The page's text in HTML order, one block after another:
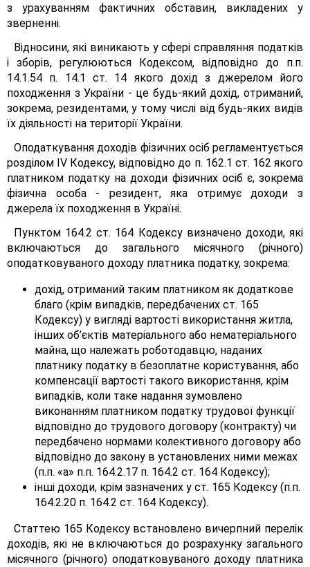
з урахуванням фактичних обставин, викладених у
зверненні.
Відносини, які виникають у сфері справляння податків
і зборів, регулюються Кодексом, відповідно до п.п.
14.1.54 п. 14.1 ст. 14 якого дохід з джерелом його
походження з України - це будь-який дохід, отриманий,
зокрема, резидентами, у тому числі від будь-яких видів
їх діяльності на території України.
Оподаткування доходів фізичних осіб регламентується
розділом IV Кодексу, відповідно до п. 162.1 ст. 162 якого
платником податку на доходи фізичних осіб є, зокрема
фізична особа - резидент, яка отримує доходи з
джерела їх походження в Україні.
Пунктом 164.2 ст. 164 Кодексу визначено доходи, які
включаються до загального місячного (річного)
оподатковуваного доходу платника податку, зокрема:
дохід, отриманий таким платником як додаткове
благо (крім випадків, передбачених ст. 165
Кодексу) у вигляді вартості використання житла,
інших об’єктів матеріального або нематеріального
майна, що належать роботодавцю, наданих
платнику податку в безоплатне користування, або
компенсації вартості такого використання, крім
випадків, коли таке надання зумовлено
виконанням платником податку трудової функції
відповідно до трудового договору (контракту) чи
передбачено нормами колективного договору або
відповідно до закону в установлених ними межах
(п.п. «а» п.п. 164.2.17 п. 164.2 ст. 164 Кодексу);
інші доходи, крім зазначених у ст. 165 Кодексу (п.п.
164.2.20 п. 164.2 ст. 164 Кодексу).
Статтею 165 Кодексу встановлено вичерпний перелік
доходів, які не включаються до розрахунку загального
місячного (річного) оподатковуваного доходу платника